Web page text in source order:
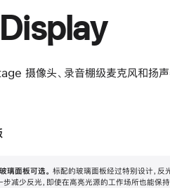
摄像头、录音棚级麦克风和扬声
能保持出色画质。
璃面板可选。 标配的玻璃面板经过特别设计，反
步减少反光，即使在高亮光源的工作场所也能保持